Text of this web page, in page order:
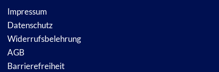
Impressum
Datenschutz
Widerrufsbelehrung
AGB
Barrierefreiheit